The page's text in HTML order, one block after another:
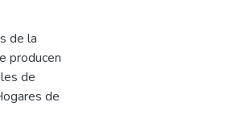
de la
producen
de
de